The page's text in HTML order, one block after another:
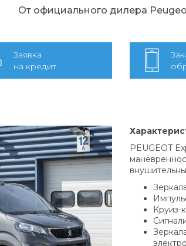
От официального дилера
Заявка
на кредит
PEUGEOT
Круиз-